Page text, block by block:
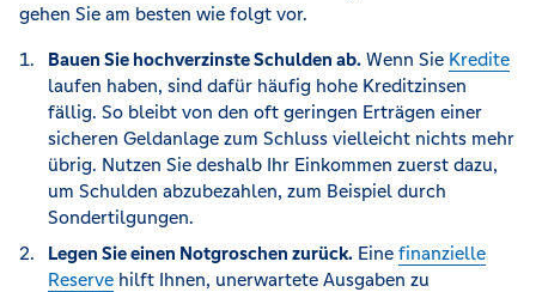
gehen Sie am besten wie folgt vor.
Bauen Sie hochverzinste Schulden ab. Wenn Sie Kredite
laufen haben, sind dafür häufig hohe Kreditzinsen
fällig. So bleibt von den oft geringen Erträgen einer
sicheren Geldanlage zum Schluss vielleicht nichts mehr
übrig. Nutzen Sie deshalb Ihr Einkommen zuerst dazu,
um Schulden abzubezahlen, zum Beispiel durch
Sondertilgungen.
Legen Sie einen Notgroschen zurück. Eine finanzielle
Reserve hilft Ihnen, unerwartete Ausgaben zu